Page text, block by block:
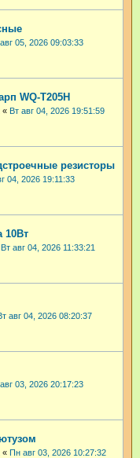
05, 2026 09:03:33
WQ-T205H
« Вт авг 04, 2026 19:51:59
резисторы
04, 2026 19:11:33
10Вт
Вт авг 04, 2026 11:33:21
авг 04, 2026 08:20:37
03, 2026 20:17:23
« Пн авг 03, 2026 10:27:32